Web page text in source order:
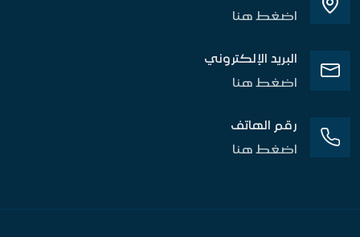
اضغط هنا
البريد الإلكتروني
اضغط هنا
رقم الهاتف
اضغط هنا